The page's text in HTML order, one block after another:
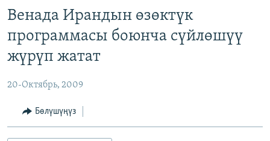
Издөөгө
салыңыз
МАДАНИЯТ
ДҮЙНӨ
УКРАИНА
ТВ ПРОГРАММАЛАР
БҮГҮН АЗАТТЫКТА
ПОДКАСТ
Венада Ирандын өзөктүк
программасы боюнча сүйлөшүү
жүрүп жатат
20-Октябрь, 2009
Бөлүшүңүз